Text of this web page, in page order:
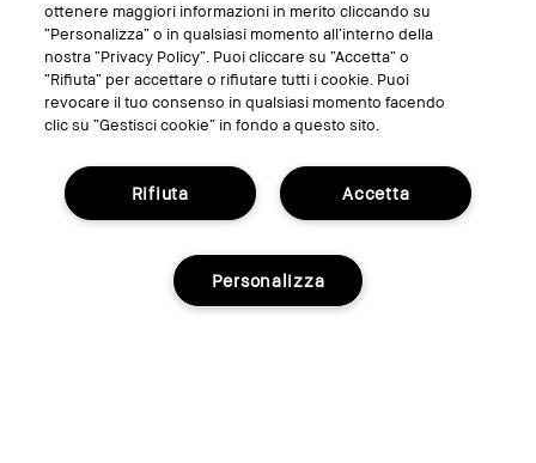
GESTISCI I COOKIE DEL SITO
INFORMATIVA SULLA PRIVACY
ottenere maggiori informazioni in merito cliccando su
“Personalizza” o in qualsiasi momento all’interno della
nostra “Privacy Policy”. Puoi cliccare su “Accetta” o
“Rifiuta” per accettare o rifiutare tutti i cookie. Puoi
revocare il tuo consenso in qualsiasi momento facendo
clic su “Gestisci cookie” in fondo a questo sito.
Accetta
Rifiuta
Personalizza